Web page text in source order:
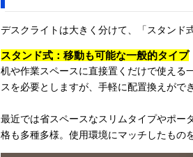
デスクライトは大きく分けて、「スタンド
スタンド式：移動も可能な一般的タイプ
机や作業スペースに直接置くだけで使える
スを必要としますが、手軽に配置換えがで
最近では省スペースなスリムタイプやポー
格も多種多様。使用環境にマッチしたもの